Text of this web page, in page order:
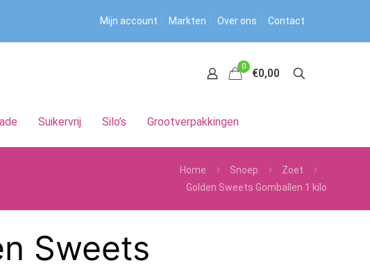
Mijn account Markten Over ons Contact
0
€0,00
Suikervrij Silo’s Grootverpakkingen
Home Snoep
Zoet
Golden Sweets Gomballen 1 kilo
Sweets